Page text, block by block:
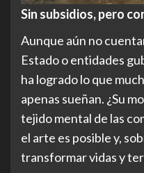
Sin subsidios, pero
Aunque aún no
Estado o entidades
ha logrado lo que
apenas sueñan. ¿Su
tejido mental de las
el arte es posible y,
transformar vidas y